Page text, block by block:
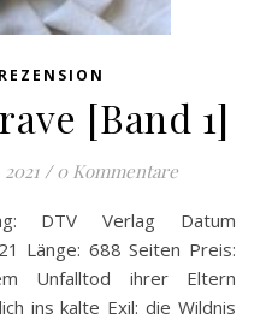
REZENSION
[Band 1]
/ 0 Kommentare
Länge: 688 Seiten Preis:
Unfalltod ihrer Eltern
ins kalte Exil: die Wildnis